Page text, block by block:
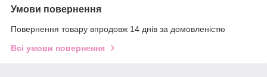
Умови повернення
Повернення товару впродовж 14 днів за домовленістю
Всі умови повернення